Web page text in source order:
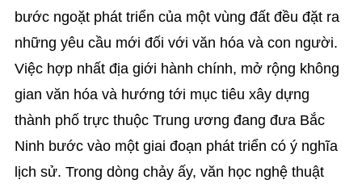
bước ngoặt phát triển của một vùng đất đều đặt ra
những yêu cầu mới đối với văn hóa và con người.
Việc hợp nhất địa giới hành chính, mở rộng không
gian văn hóa và hướng tới mục tiêu xây dựng
thành phố trực thuộc Trung ương đang đưa Bắc
Ninh bước vào một giai đoạn phát triển có ý nghĩa
lịch sử. Trong dòng chảy ấy, văn học nghệ thuật